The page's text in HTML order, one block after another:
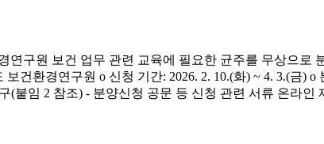
구원 보건 업무 관련 교육에 필요한 균주를 무상으로
환경연구원 o 신청 기간: 2026. 2. 10.(화) ~ 4. 3.(금) o
(붙임 2 참조) - 분양신청 공문 등 신청 관련 서류 온라인